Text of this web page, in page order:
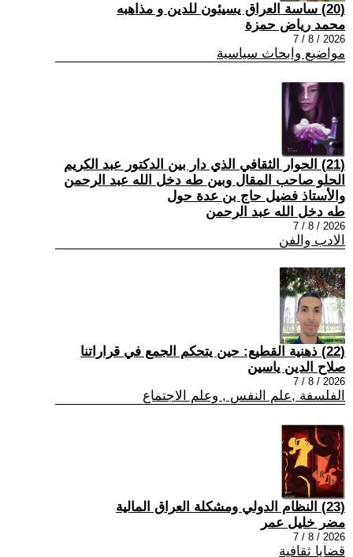
(20) ساسة العراق يسيئون للدين و مذاهبه
محمد رياض حمزة
2026 / 8 / 7
مواضيع وابحاث سياسية
(21) الحوار الثقافي الذي دار بين الدكتور عبد الكريم
الحلو صاحب المقال وبين طه دخل الله عبد الرحمن
والأستاذ فضيل حاج بن عدة حول
طه دخل الله عبد الرحمن
2026 / 8 / 7
الادب والفن
(22) ذهنية القطيع: حين يتحكم الجمع في قراراتنا
صلاح الدين ياسين
2026 / 8 / 7
الفلسفة ,علم النفس , وعلم الاجتماع
(23) النظام الدولي ومشكلة العراق المالية
مضر خليل عمر
2026 / 8 / 7
قضايا ثقافية